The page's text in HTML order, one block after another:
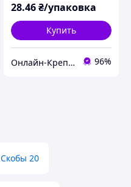
28.46₴/упаковка
Купить
Онлайн-Крепеж 96%
Скобы 20